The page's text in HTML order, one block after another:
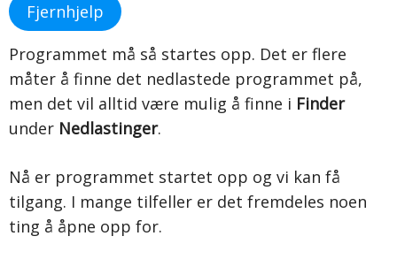
Fjernhjelp
Programmet må så startes opp. Det er flere
måter å finne det nedlastede programmet på,
men det vil alltid være mulig å finne i Finder
under Nedlastinger.
Nå er programmet startet opp og vi kan få
tilgang. I mange tilfeller er det fremdeles noen
ting å åpne opp for.